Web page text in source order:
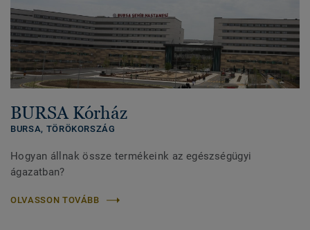
BURSA Kórház
BURSA, TÖRÖKORSZÁG
Hogyan állnak össze termékeink az egészségügyi
ágazatban?
OLVASSON TOVÁBB